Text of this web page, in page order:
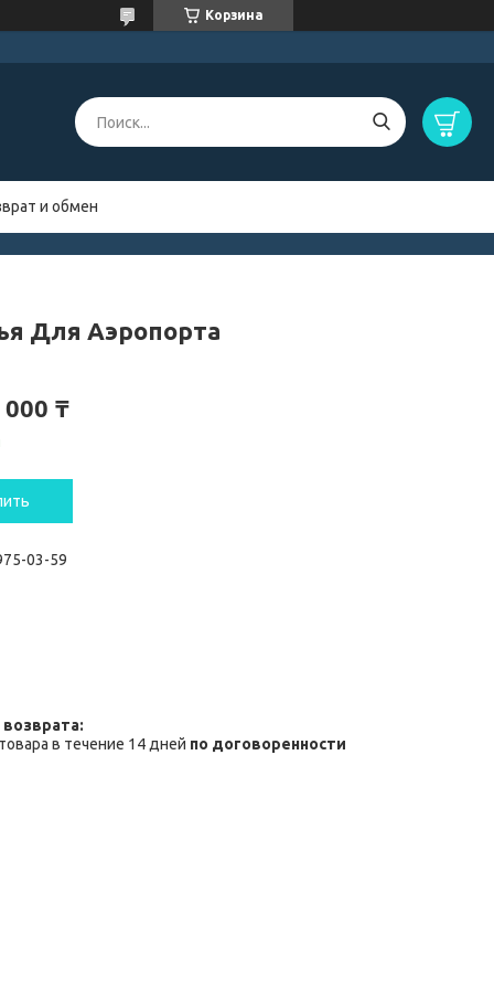
Корзина
и обмен
Для Аэропорта
₸
03-59
в течение 14 дней по договоренности